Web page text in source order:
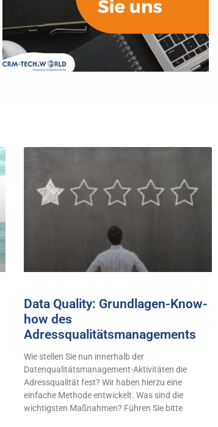
Data Quality: Grundlagen-Know-
how des
Adressqualitätsmanagements
Wie stellen Sie nun innerhalb der
Datenqualitätsmanagement-Aktivitäten die
Adressqualität fest? Wir haben hierzu eine
einfache Methode entwickelt. Was sind die
wichtigsten Maßnahmen? Führen Sie bitte